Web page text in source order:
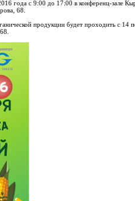
года с 9:00 до 17:00 в конференц-зале
68.
продукции будет проходить с